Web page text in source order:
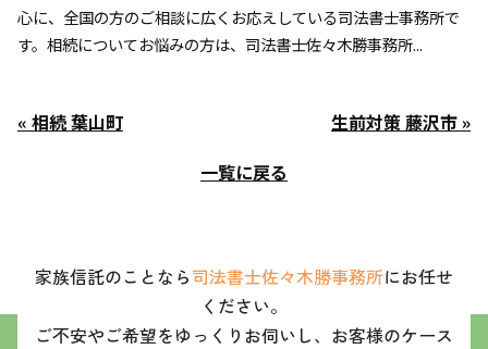
心に、全国の方のご相談に広くお応えしている司法書士事務所で
す。相続についてお悩みの方は、司法書士佐々木勝事務所...
« 相続 葉山町
生前対策 藤沢市 »
一覧に戻る
家族信託のことなら司法書士佐々木勝事務所にお任せ
ください。
ご不安やご希望をゆっくりお伺いし、お客様のケース